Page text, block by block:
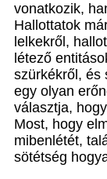
vonatkozik,
Hallottatok
lelkekről,
létező
szürkékről, és
egy olyan
választja,
Most, hogy
mibenlétét,
sötétség